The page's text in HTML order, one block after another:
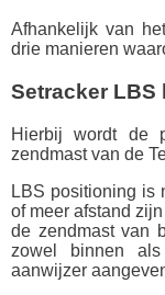
Afhankelijk van
drie manieren
Setracker LBS
Hierbij wordt de
zendmast van de
LBS positioning is
of meer afstand
de zendmast van
zowel binnen
aanwijzer